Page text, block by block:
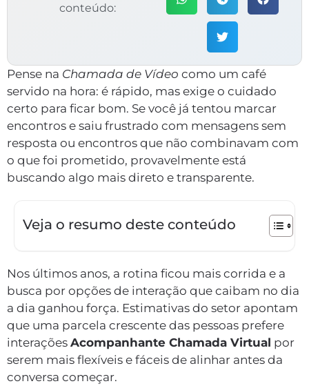
conteúdo:
Pense na Chamada de Vídeo como um café
servido na hora: é rápido, mas exige o cuidado
certo para ficar bom. Se você já tentou marcar
encontros e saiu frustrado com mensagens sem
resposta ou encontros que não combinavam com
o que foi prometido, provavelmente está
buscando algo mais direto e transparente.
Veja o resumo deste conteúdo
Nos últimos anos, a rotina ficou mais corrida e a
busca por opções de interação que caibam no dia
a dia ganhou força. Estimativas do setor apontam
que uma parcela crescente das pessoas prefere
interações Acompanhante Chamada Virtual por
serem mais flexíveis e fáceis de alinhar antes da
conversa começar.